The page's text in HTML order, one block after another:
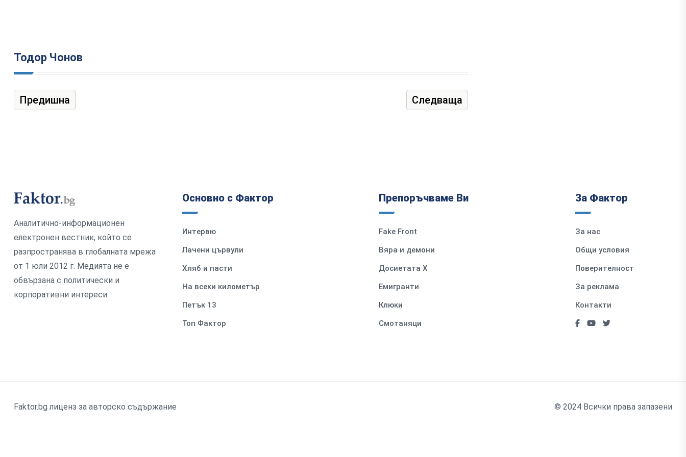
Тодор Чонов
Предишна Следваща
Аналитично-информационен
електронен вестник, който се
разпространява в глобалната мрежа
от 1 юли 2012 г. Медията не е
обвързана с политически и
корпоративни интереси.
Основно с Фактор
Интервю
Лачени цървули
Хляб и пасти
На всеки километър
Петък 13
Топ Фактор
Препоръчваме Ви
Fake Front
Вяра и демони
Досиетата Х
Емигранти
Клюки
Смотаняци
За Фактор
За нас
Общи условия
Поверителност
За реклама
Контакти
Faktor.bg лиценз за авторско съдържание © 2024 Всички права запазени